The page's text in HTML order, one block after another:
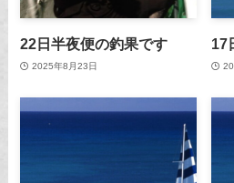
22日半夜便の釣果です
2025年8月23日
17